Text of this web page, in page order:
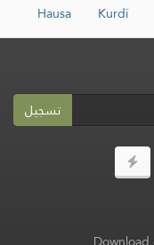
Kurdî
Hausa
تسجيل